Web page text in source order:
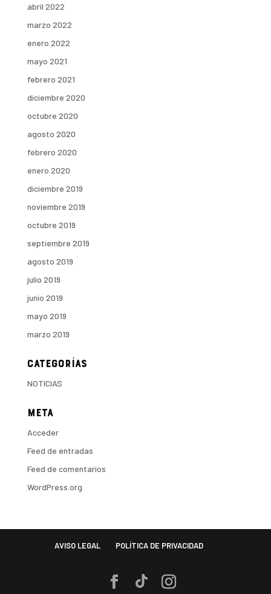
abril 2022
marzo 2022
enero 2022
mayo 2021
febrero 2021
diciembre 2020
octubre 2020
agosto 2020
febrero 2020
enero 2020
diciembre 2019
noviembre 2019
octubre 2019
septiembre 2019
agosto 2019
julio 2019
junio 2019
mayo 2019
marzo 2019
Categorías
NOTICIAS
Meta
Acceder
Feed de entradas
Feed de comentarios
WordPress.org
AVISO LEGAL POLÍTICA DE PRIVACIDAD